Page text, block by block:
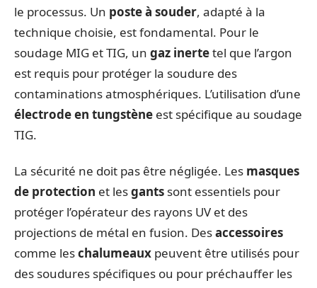
le processus. Un poste à souder, adapté à la
technique choisie, est fondamental. Pour le
soudage MIG et TIG, un gaz inertetel que l’argon
est requis pour protéger la soudure des
contaminations atmosphériques. L’utilisation d’une
électrode en tungstène est spécifique au soudage
TIG.
La sécurité ne doit pas être négligée. Les masques
de protection et lesgants sont essentiels pour
protéger l’opérateur des rayons UV et des
projections de métal en fusion. Desaccessoires
comme leschalumeaux peuvent être utilisés pour
des soudures spécifiques ou pour préchauffer les